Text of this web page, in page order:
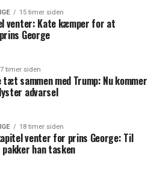
15 timer siden
venter: Kate kæmper for at
George
timer siden
tæt sammen med Trump: Nu kommer
advarsel
18 timer siden
venter for prins George: Til
han tasken